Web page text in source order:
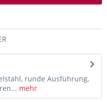
runde Ausführung,
mehr